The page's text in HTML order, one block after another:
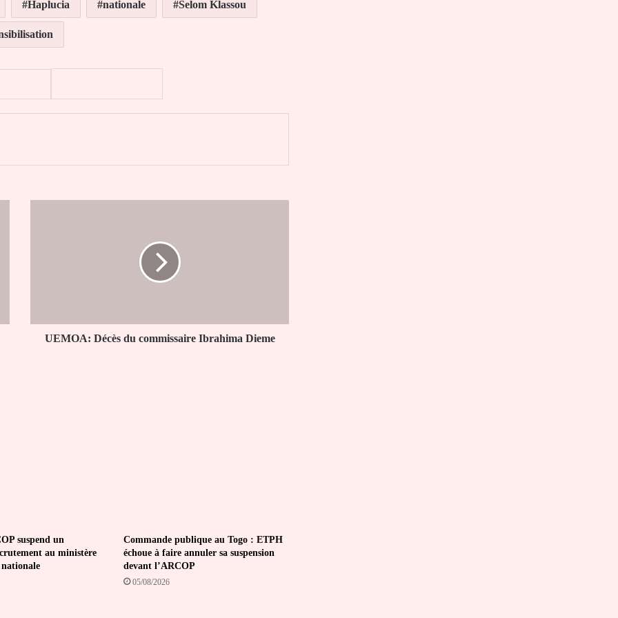
Haplucia nationale Selom Klassou
UEMOA: Décès du commissaire Ibrahima Dieme
suspend un
au ministère
Commande publique au Togo : ETPH
échoue à faire annuler sa suspension
devant l’ARCOP
05/08/2026